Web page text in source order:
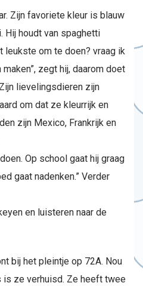
Zijn favoriete kleur is blauw
Hij houdt van spaghetti
leukste om te doen? vraag ik
maken”, zegt hij, daarom doet
lievelingsdieren zijn
om dat ze kleurrijk en
zijn Mexico, Frankrijk en
Op school gaat hij graag
gaat nadenken.” Verder
en luisteren naar de
bij het pleintje op 72A. Nou
is ze verhuisd. Ze heeft twee